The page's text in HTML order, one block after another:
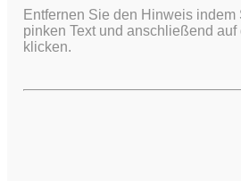
Entfernen Sie den Hinweis indem
pinken Text und anschließend
klicken.